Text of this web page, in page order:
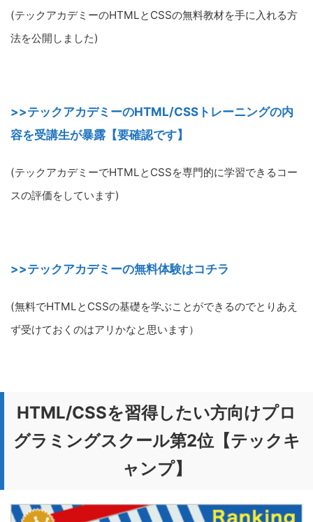
(テックアカデミーのHTMLとCSSの無料教材を手に入れる方
法を公開しました)
>>テックアカデミーのHTML/CSSトレーニングの内
容を受講生が暴露【要確認です】
(テックアカデミーでHTMLとCSSを専門的に学習できるコー
スの評価をしています)
>>テックアカデミーの無料体験はコチラ
(無料でHTMLとCSSの基礎を学ぶことができるのでとりあえ
ず受けておくのはアリかなと思います）
HTML/CSSを習得したい方向けプロ
グラミングスクール第2位【テックキ
ャンプ】